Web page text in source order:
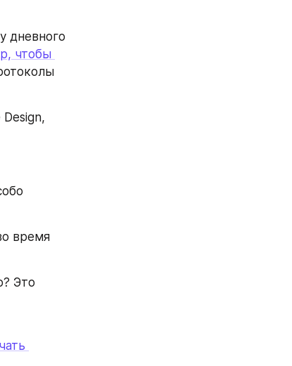
дневного
чтобы
время
Это